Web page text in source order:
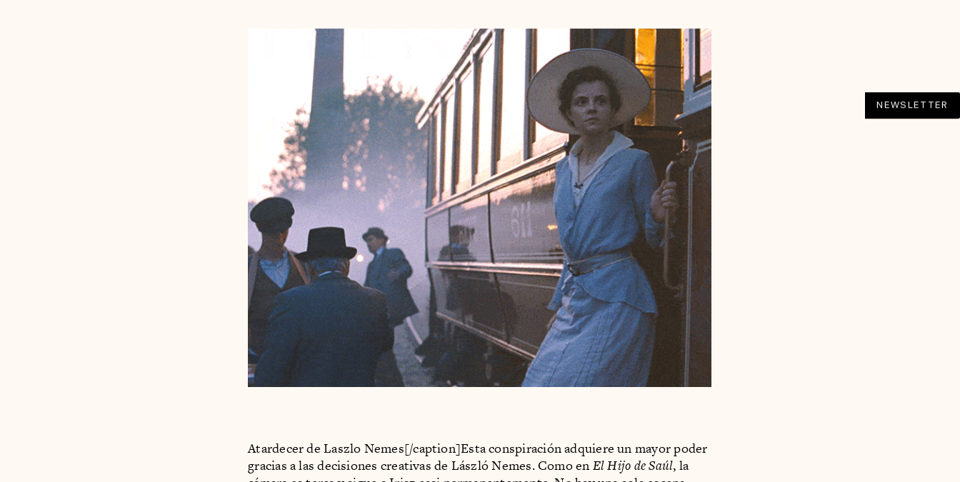
Atardecer de Laszlo Nemes[/caption]Esta conspiración adquiere un mayor poder
gracias a las decisiones creativas de László Nemes. Como en El Hijo de Saúl, la
NEWSLETTER